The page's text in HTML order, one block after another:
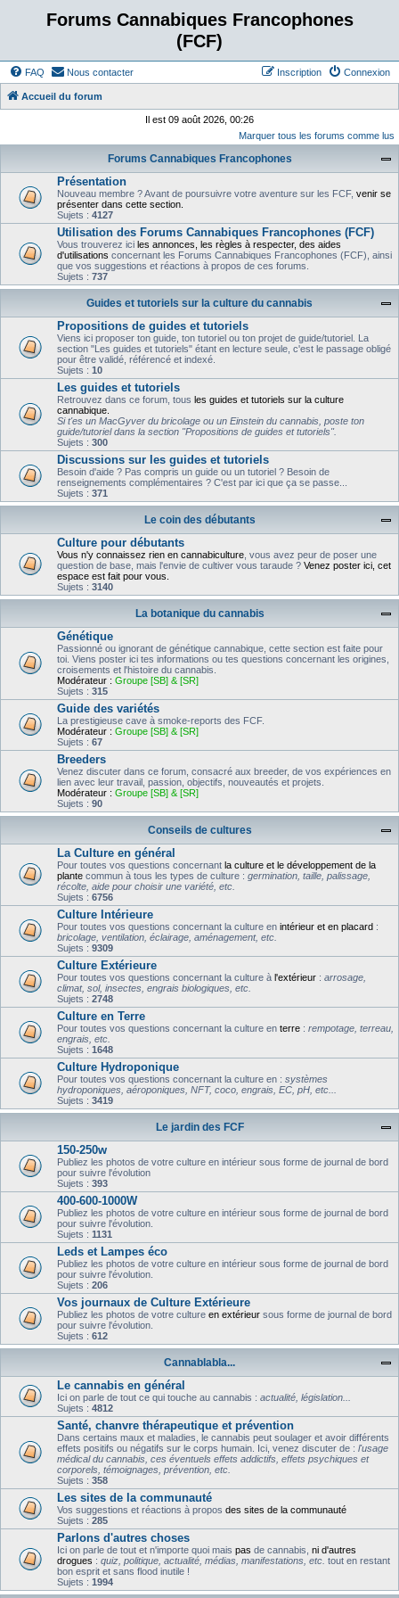
Forums Cannabiques Francophones
(FCF)
FAQ Nous contacter Connexion
Inscription
Accueil du forum
Il est 09 août 2026, 00:26
Marquer tous les forums comme lus
Forums Cannabiques Francophones
Présentation
Nouveau membre ? Avant de poursuivre votre aventure sur les FCF, venir se
présenter dans cette section.
Sujets : 4127
Utilisation des Forums Cannabiques Francophones (FCF)
Vous trouverez ici les annonces, les règles à respecter, des aides
d'utilisations concernant les Forums Cannabiques Francophones (FCF), ainsi
que vos suggestions et réactions à propos de ces forums.
Sujets : 737
Guides et tutoriels sur la culture du cannabis
Propositions de guides et tutoriels
Viens ici proposer ton guide, ton tutoriel ou ton projet de guide/tutoriel. La
section "Les guides et tutoriels" étant en lecture seule, c'est le passage obligé
pour être validé, référencé et indexé.
Sujets : 10
Les guides et tutoriels
Retrouvez dans ce forum, tous les guides et tutoriels sur la culture
cannabique.
Si t'es un MacGyver du bricolage ou un Einstein du cannabis, poste ton
guide/tutoriel dans la section "Propositions de guides et tutoriels".
Sujets : 300
Discussions sur les guides et tutoriels
Besoin d'aide ? Pas compris un guide ou un tutoriel ? Besoin de
renseignements complémentaires ? C'est par ici que ça se passe...
Sujets : 371
Le coin des débutants
Culture pour débutants
Vous n'y connaissez rien en cannabiculture , vous avez peur de poser une
question de base, mais l'envie de cultiver vous taraude ? Venez poster ici, cet
espace est fait pour vous.
Sujets : 3140
La botanique du cannabis
Génétique
Passionné ou ignorant de génétique cannabique, cette section est faite pour
toi. Viens poster ici tes informations ou tes questions concernant les origines,
croisements et l'histoire du cannabis.
Modérateur : Groupe [SB] & [SR]
Sujets : 315
Guide des variétés
La prestigieuse cave à smoke-reports des FCF.
Modérateur : Groupe [SB] & [SR]
Sujets : 67
Breeders
Venez discuter dans ce forum, consacré aux breeder, de vos expériences en
lien avec leur travail, passion, objectifs, nouveautés et projets.
Modérateur : Groupe [SB] & [SR]
Sujets : 90
Conseils de cultures
La Culture en général
Pour toutes vos questions concernant la culture et le développement de la
plante commun à tous les types de culture : germination, taille, palissage,
récolte, aide pour choisir une variété, etc.
Sujets : 6756
Culture Intérieure
Pour toutes vos questions concernant la culture en intérieur et en placard :
bricolage, ventilation, éclairage, aménagement, etc.
Sujets : 9309
Culture Extérieure
Pour toutes vos questions concernant la culture à l'extérieur : arrosage,
climat, sol, insectes, engrais biologiques, etc.
Sujets : 2748
Culture en Terre
Pour toutes vos questions concernant la culture en terre : rempotage, terreau,
engrais, etc.
Sujets : 1648
Culture Hydroponique
Pour toutes vos questions concernant la culture en : systèmes
hydroponiques, aéroponiques, NFT, coco, engrais, EC, pH, etc...
Sujets : 3419
Le jardin des FCF
150-250w
Publiez les photos de votre culture en intérieur sous forme de journal de bord
pour suivre l'évolution
Sujets : 393
400-600-1000W
Publiez les photos de votre culture en intérieur sous forme de journal de bord
pour suivre l'évolution.
Sujets : 1131
Leds et Lampes éco
Publiez les photos de votre culture en intérieur sous forme de journal de bord
pour suivre l'évolution.
Sujets : 206
Vos journaux de Culture Extérieure
Publiez les photos de votre culture en extérieur sous forme de journal de bord
pour suivre l'évolution.
Sujets : 612
Cannablabla...
Le cannabis en général
Ici on parle de tout ce qui touche au cannabis : actualité, législation...
Sujets : 4812
Santé, chanvre thérapeutique et prévention
Dans certains maux et maladies, le cannabis peut soulager et avoir différents
effets positifs ou négatifs sur le corps humain. Ici, venez discuter de : l'usage
médical du cannabis, ces éventuels effets addictifs, effets psychiques et
corporels, témoignages, prévention, etc.
Sujets : 358
Les sites de la communauté
Vos suggestions et réactions à propos des sites de la communauté
Sujets : 285
Parlons d'autres choses
Ici on parle de tout et n'importe quoi mais pas de cannabis, ni d'autres
drogues : quiz, politique, actualité, médias, manifestations, etc. tout en restant
bon esprit et sans flood inutile !
Sujets : 1994